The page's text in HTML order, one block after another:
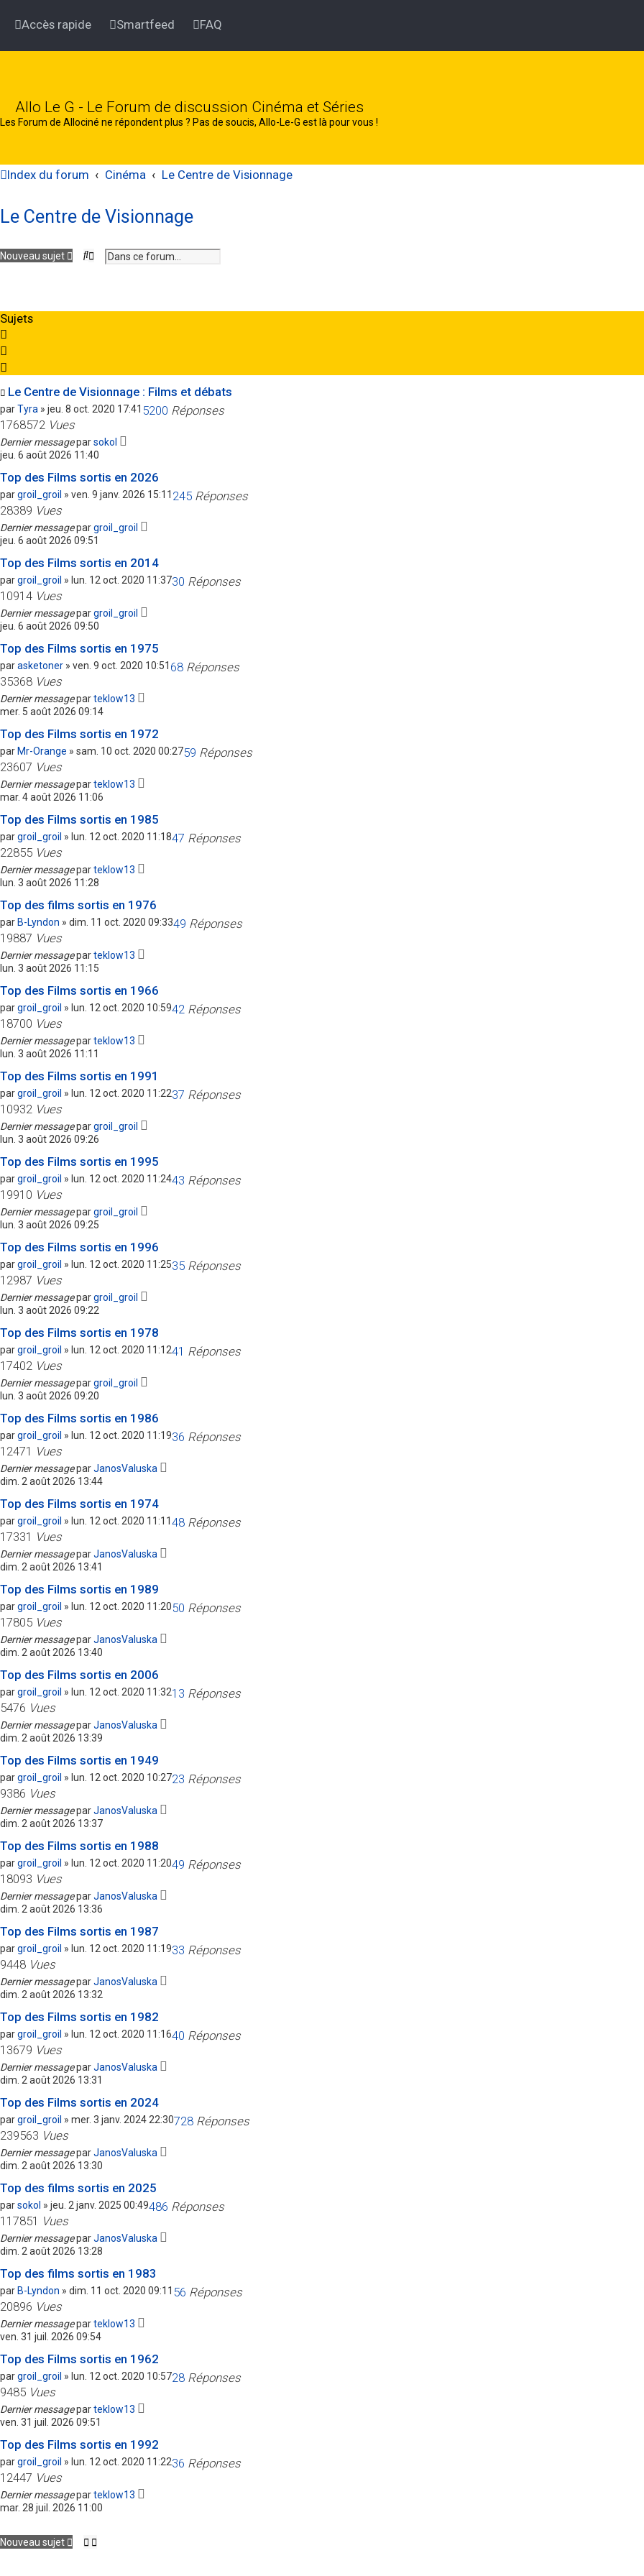
Accès rapide Smartfeed FAQ
Allo Le G - Le Forum de discussion Cinéma et Séries
Les Forum de Allociné ne répondent plus ? Pas de soucis, Allo-Le-G est là pour vous !
Index du forum Cinéma Le Centre de Visionnage
Le Centre de Visionnage
Nouveau sujet
R
rr
n
c
é
Sujets
Le Centre de Visionnage : Films et débats
parTyra » jeu. 8 oct. 2020 17:41 5200 Réponses
1768572 Vues
Dernier messageparsokol
jeu. 6 août 2026 11:40
Top des Films sortis en 2026
pargroil_groil » ven. 9 janv. 2026 15:11 245 Réponses
28389 Vues
Dernier messagepargroil_groil
jeu. 6 août 2026 09:51
Top des Films sortis en 2014
pargroil_groil » lun. 12 oct. 2020 11:3730 Réponses
10914 Vues
Dernier messagepargroil_groil
jeu. 6 août 2026 09:50
Top des Films sortis en 1975
parasketoner » ven. 9 oct. 2020 10:51 68 Réponses
35368 Vues
Dernier messageparteklow13
mer. 5 août 2026 09:14
Top des Films sortis en 1972
par Mr-Orange » sam. 10 oct. 2020 00:2759 Réponses
23607 Vues
Dernier messageparteklow13
mar. 4 août 2026 11:06
Top des Films sortis en 1985
pargroil_groil » lun. 12 oct. 2020 11:1847 Réponses
22855 Vues
Dernier messageparteklow13
lun. 3 août 2026 11:28
Top des films sortis en 1976
par B-Lyndon » dim. 11 oct. 2020 09:3349 Réponses
19887 Vues
Dernier messageparteklow13
lun. 3 août 2026 11:15
Top des Films sortis en 1966
pargroil_groil » lun. 12 oct. 2020 10:5942 Réponses
18700 Vues
Dernier messageparteklow13
lun. 3 août 2026 11:11
Top des Films sortis en 1991
pargroil_groil » lun. 12 oct. 2020 11:2237 Réponses
10932 Vues
Dernier messagepargroil_groil
lun. 3 août 2026 09:26
Top des Films sortis en 1995
pargroil_groil » lun. 12 oct. 2020 11:2443 Réponses
19910 Vues
Dernier messagepargroil_groil
lun. 3 août 2026 09:25
Top des Films sortis en 1996
pargroil_groil » lun. 12 oct. 2020 11:2535 Réponses
12987 Vues
Dernier messagepargroil_groil
lun. 3 août 2026 09:22
Top des Films sortis en 1978
pargroil_groil » lun. 12 oct. 2020 11:1241 Réponses
17402 Vues
Dernier messagepargroil_groil
lun. 3 août 2026 09:20
Top des Films sortis en 1986
pargroil_groil » lun. 12 oct. 2020 11:1936 Réponses
12471 Vues
Dernier messageparJanosValuska
dim. 2 août 2026 13:44
Top des Films sortis en 1974
pargroil_groil » lun. 12 oct. 2020 11:1148 Réponses
17331 Vues
Dernier messageparJanosValuska
dim. 2 août 2026 13:41
Top des Films sortis en 1989
pargroil_groil » lun. 12 oct. 2020 11:2050 Réponses
17805 Vues
Dernier messageparJanosValuska
dim. 2 août 2026 13:40
Top des Films sortis en 2006
pargroil_groil » lun. 12 oct. 2020 11:3213 Réponses
5476 Vues
Dernier messageparJanosValuska
dim. 2 août 2026 13:39
Top des Films sortis en 1949
pargroil_groil » lun. 12 oct. 2020 10:2723 Réponses
9386 Vues
Dernier messageparJanosValuska
dim. 2 août 2026 13:37
Top des Films sortis en 1988
pargroil_groil » lun. 12 oct. 2020 11:2049 Réponses
18093 Vues
Dernier messageparJanosValuska
dim. 2 août 2026 13:36
Top des Films sortis en 1987
pargroil_groil » lun. 12 oct. 2020 11:1933 Réponses
9448 Vues
Dernier messageparJanosValuska
dim. 2 août 2026 13:32
Top des Films sortis en 1982
pargroil_groil » lun. 12 oct. 2020 11:1640 Réponses
13679 Vues
Dernier messageparJanosValuska
dim. 2 août 2026 13:31
Top des Films sortis en 2024
pargroil_groil » mer. 3 janv. 2024 22:30728 Réponses
239563 Vues
Dernier messageparJanosValuska
dim. 2 août 2026 13:30
Top des films sortis en 2025
parsokol » jeu. 2 janv. 2025 00:49486 Réponses
117851 Vues
Dernier messageparJanosValuska
dim. 2 août 2026 13:28
Top des films sortis en 1983
par B-Lyndon » dim. 11 oct. 2020 09:11 56 Réponses
20896 Vues
Dernier messageparteklow13
ven. 31 juil. 2026 09:54
Top des Films sortis en 1962
pargroil_groil » lun. 12 oct. 2020 10:5728 Réponses
9485 Vues
Dernier messageparteklow13
ven. 31 juil. 2026 09:51
Top des Films sortis en 1992
pargroil_groil » lun. 12 oct. 2020 11:2236 Réponses
12447 Vues
Dernier messageparteklow13
mar. 28 juil. 2026 11:00
Nouveau sujet